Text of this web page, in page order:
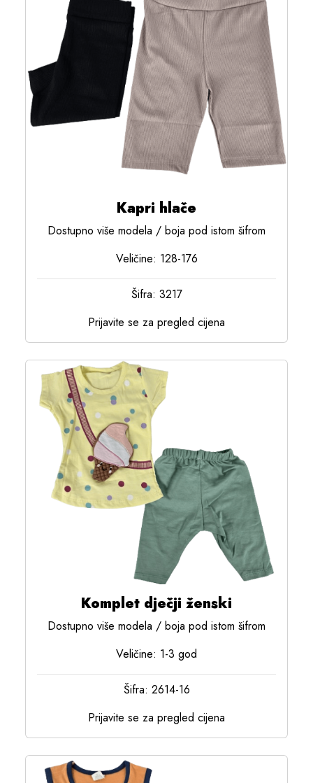
Kapri hlače
Dostupno više modela / boja pod istom šifrom
Veličine: 128-176
Šifra: 3217
Prijavite se za pregled cijena
Komplet dječji ženski
Dostupno više modela / boja pod istom šifrom
Veličine: 1-3 god
Šifra: 2614-16
Prijavite se za pregled cijena